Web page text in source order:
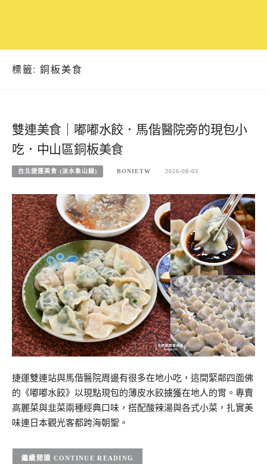
標籤: 銅板美食
雙連美食｜嘟嘟水餃．馬偕醫院旁的現包小
吃．中山區銅板美食
台北捷運美食 (淡水象山線) BONIETW 2026-08-03
捷運雙連站與馬偕醫院周邊有很多在地小吃，這間緊鄰四面佛
的《嘟嘟水餃》以現點現包的薄皮水餃擄獲在地人的胃。專賣
高麗菜與韭菜兩種經典口味，搭配酸辣湯與各式小菜，扎實美
味連日本觀光客都跨海朝聖。
CONTINUE READING